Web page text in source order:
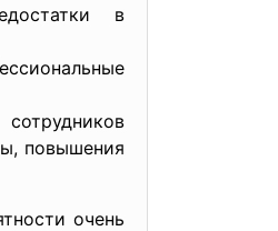
в
повышения
очень